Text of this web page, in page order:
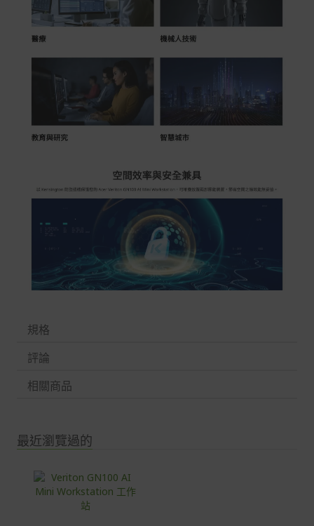
規格
評論
相關商品
最近瀏覽過的